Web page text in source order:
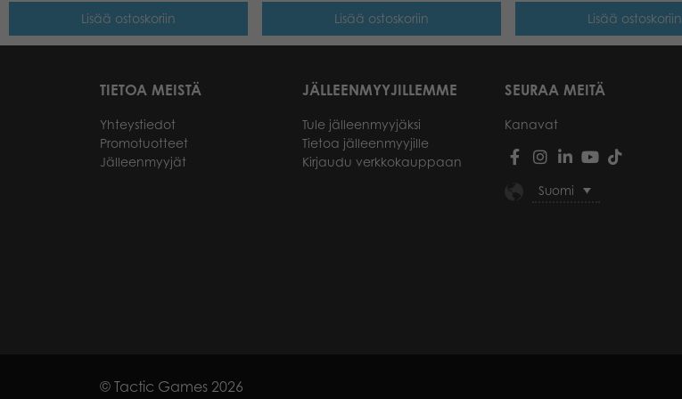
Lisää ostoskoriin Lisää ostoskoriin Lisää ostoskoriin
TIETOA MEISTÄ
Yhteystiedot
Promotuotteet
Jälleenmyyjät
JÄLLEENMYYJILLEMME
Tule jälleenmyyjäksi
Tietoa jälleenmyyjille
Kirjaudu verkkokauppaan
SEURAA MEITÄ
Kanavat
Suomi
© Tactic Games 2026